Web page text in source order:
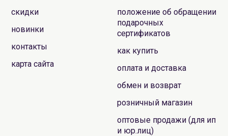
скидки
новинки
контакты
карта сайта
положение об обращении
подарочных
сертификатов
как купить
оплата и доставка
обмен и возврат
розничный магазин
оптовые продажи (для ип
и юр.лиц)